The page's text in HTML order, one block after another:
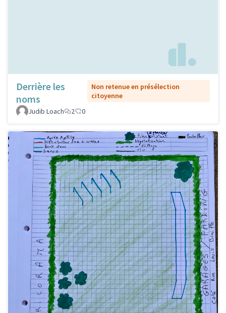
Derrière les
noms
Non retenue en présélection
citoyenne
Judib Loach
2 0